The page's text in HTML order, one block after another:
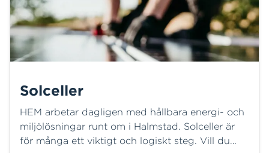
Solceller
HEM arbetar dagligen med hållbara energi- och
miljölösningar runt om i Halmstad. Solceller är
för många ett viktigt och logiskt steg. Vill du